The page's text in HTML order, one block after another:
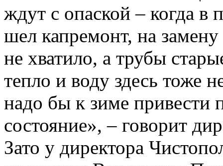
ждут с опаской – когда
шел капремонт, на
не хватило, а трубы
тепло и воду здесь тоже
надо бы к зиме привести
состояние», – говорит
Зато у директора